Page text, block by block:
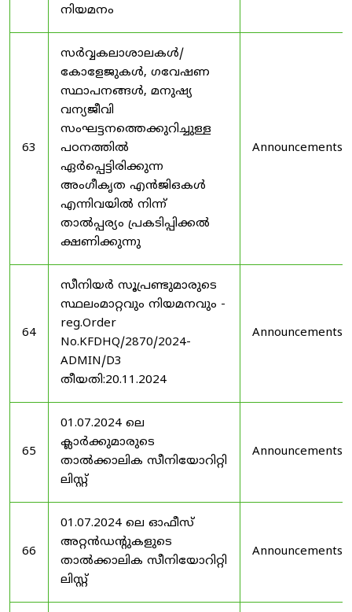
നിയമനം
63
സർവ്വകലാശാലകൾ/
കോളേജുകൾ, ഗവേഷണ
സ്ഥാപനങ്ങൾ, മനുഷ്യ
വന്യജീവി
സംഘട്ടനത്തെക്കുറിച്ചുള്ള
പഠനത്തിൽ
ഏർപ്പെട്ടിരിക്കുന്ന
അംഗീകൃത എൻജിഒകൾ
എന്നിവയിൽ നിന്ന്
താൽപ്പര്യം പ്രകടിപ്പിക്കൽ
ക്ഷണിക്കുന്നു
Announcements
64
സീനിയർ സൂപ്രണ്ടുമാരുടെ
സ്ഥലംമാറ്റവും നിയമനവും -
reg.Order
No.KFDHQ/2870/2024-
ADMIN/D3
തീയതി:20.11.2024
Announcements
65
01.07.2024 ലെ
ക്ലാർക്കുമാരുടെ
താൽക്കാലിക സീനിയോറിറ്റി
ലിസ്റ്റ്
Announcements
66
01.07.2024 ലെ ഓഫീസ്
അറ്റൻഡൻ്റുകളുടെ
താൽക്കാലിക സീനിയോറിറ്റി
ലിസ്റ്റ്
Announcements